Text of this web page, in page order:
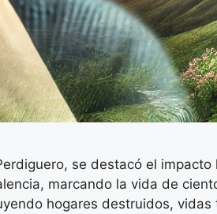
se destacó el impacto
marcando la vida de
hogares destruidos, vidas